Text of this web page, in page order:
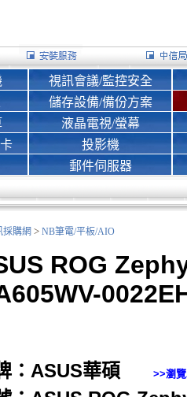
視訊會議/監控安全
儲存設備/備份方案
液晶電視/螢幕
投影機
郵件伺服器
採購網 > NB筆電/平板/AIO
ROG
：ASUS華碩 >>瀏覽